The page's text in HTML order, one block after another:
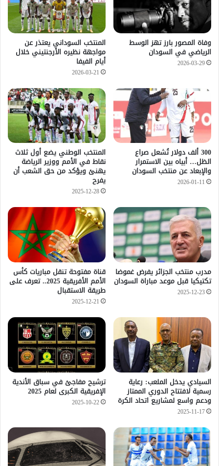
وفاة المصور بارز تهز الوسط
الرياضي في السودان
2026-03-29
المنتخب السوداني يعتذر عن
مواجهة نظيره الأرجنتيني خلال
أيام الفيفا
2026-03-21
300 ألف دولار تُشعل صراع
الظل… أبياه بين الاستمرار
والإبعاد عن منتخب السودان
2026-01-11
المنتخب الوطني يضع أول ثلاث
نقاط في الأمم ووزير الرياضة
يهنئ ويؤكد من حق الشعب أن
يفرح
2025-12-28
مدرب منتخب الجزائر يفرض غموضا
تكتيكيا قبل موعد مباراة السودان
2025-12-23
قناة مفتوحة تنقل مباريات كأس
الأمم الأفريقية 2025.. تعرف على
طريقة الاستقبال
2025-12-21
السيادي يدخل الملعب: رعاية
رسمية لافتتاح الدوري الممتاز
ودعم واسع لمشاريع اتحاد الكرة
2025-11-17
ترشيح مفاجئ في سباق الأندية
الإفريقية الكبرى لعام 2025
2025-10-22